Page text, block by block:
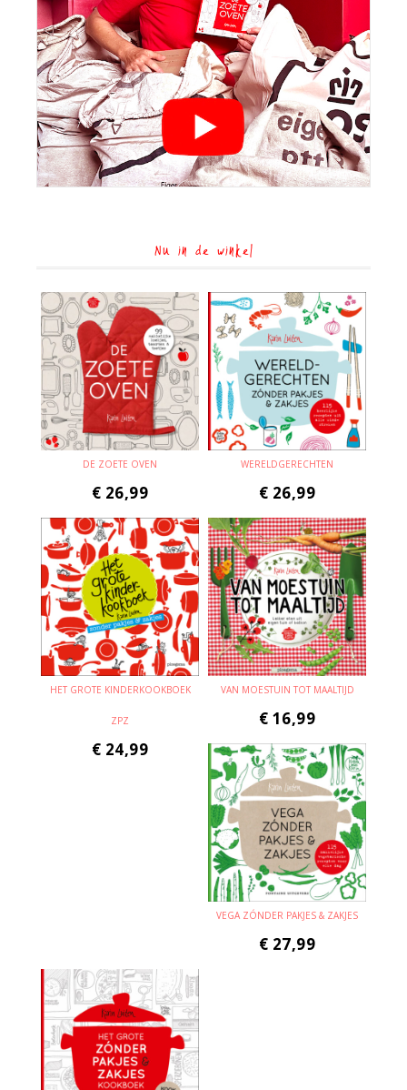
Nu in de winkel
DE ZOETE OVEN
€ 26,99
WERELDGERECHTEN
€ 26,99
HET GROTE KINDERKOOKBOEK
ZPZ
€ 24,99
VAN MOESTUIN TOT MAALTIJD
€ 16,99
VEGA ZÓNDER PAKJES & ZAKJES
€ 27,99